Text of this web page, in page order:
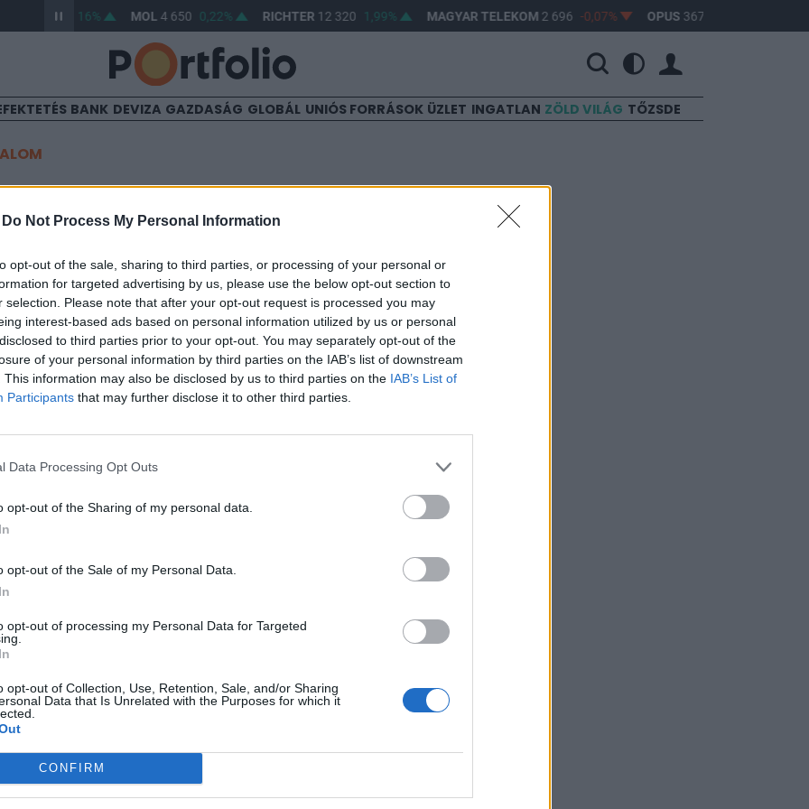
Do Not Process My Personal Information
opt-out of the sale, sharing to third parties, or processing of your personal or
for targeted advertising by us, please use the below opt-out section to
selection. Please note that after your opt-out request is processed you may
interest-based ads based on personal information utilized by us or personal
to third parties prior to your opt-out. You may separately opt-out of the
of your personal information by third parties on the IAB’s list of downstream
This information may also be disclosed by us to third parties on the IAB’s List of
Participants that may further disclose it to other third parties.
Data Processing Opt Outs
opt-out of the Sharing of my personal data.
opt-out of the Sale of my Personal Data.
opt-out of processing my Personal Data for Targeted
opt-out of Collection, Use, Retention, Sale, and/or Sharing
Data that Is Unrelated with the Purposes for which it
CONFIRM
2,16% MOL4 650 0,22% RICHTER12 320 1,99% MAGYAR TELEKOM2 696 -0,07% OPUS367
BANK DEVIZA GAZDASÁG GLOBÁL UNIÓS FORRÁSOK ÜZLET INGATLAN ZÖLD VILÁG TŐZSDE
nagy emelkedése
a BUX index mindössze 0,2 százalékos plusban áll.
Day 2026Október 21-én jön a Portfolio Investment Day 2026, ahol a piac vezető
a választ a befektetőket leginkább foglalkoztató kérdésekre. Meddig tarthat az AI-
évek nyertesei, mire számíthatunk a részvény-, kötvény-, nyersanyag- és
portfolio.hu hírarchívumához tartozik, melynek olvasása előfizetéses
tartalmazza:
cikkarchívum
Előfizetés
VAGY? BEJELENTKEZÉS